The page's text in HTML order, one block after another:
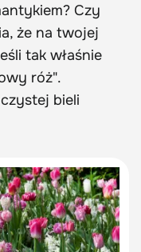
Czy
że na twojej
tak właśnie
róż".
bieli